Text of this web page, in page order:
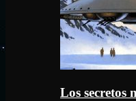
Los secretos